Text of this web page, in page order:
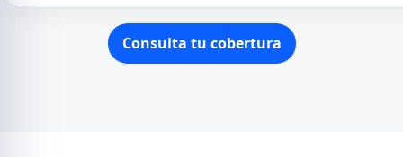
Consulta tu cobertura